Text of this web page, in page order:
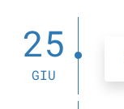
25
GIU